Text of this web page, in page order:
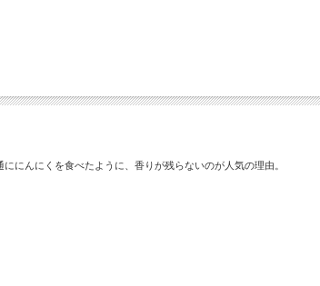
にんにくを食べたように、香りが残らないのが人気の理由。